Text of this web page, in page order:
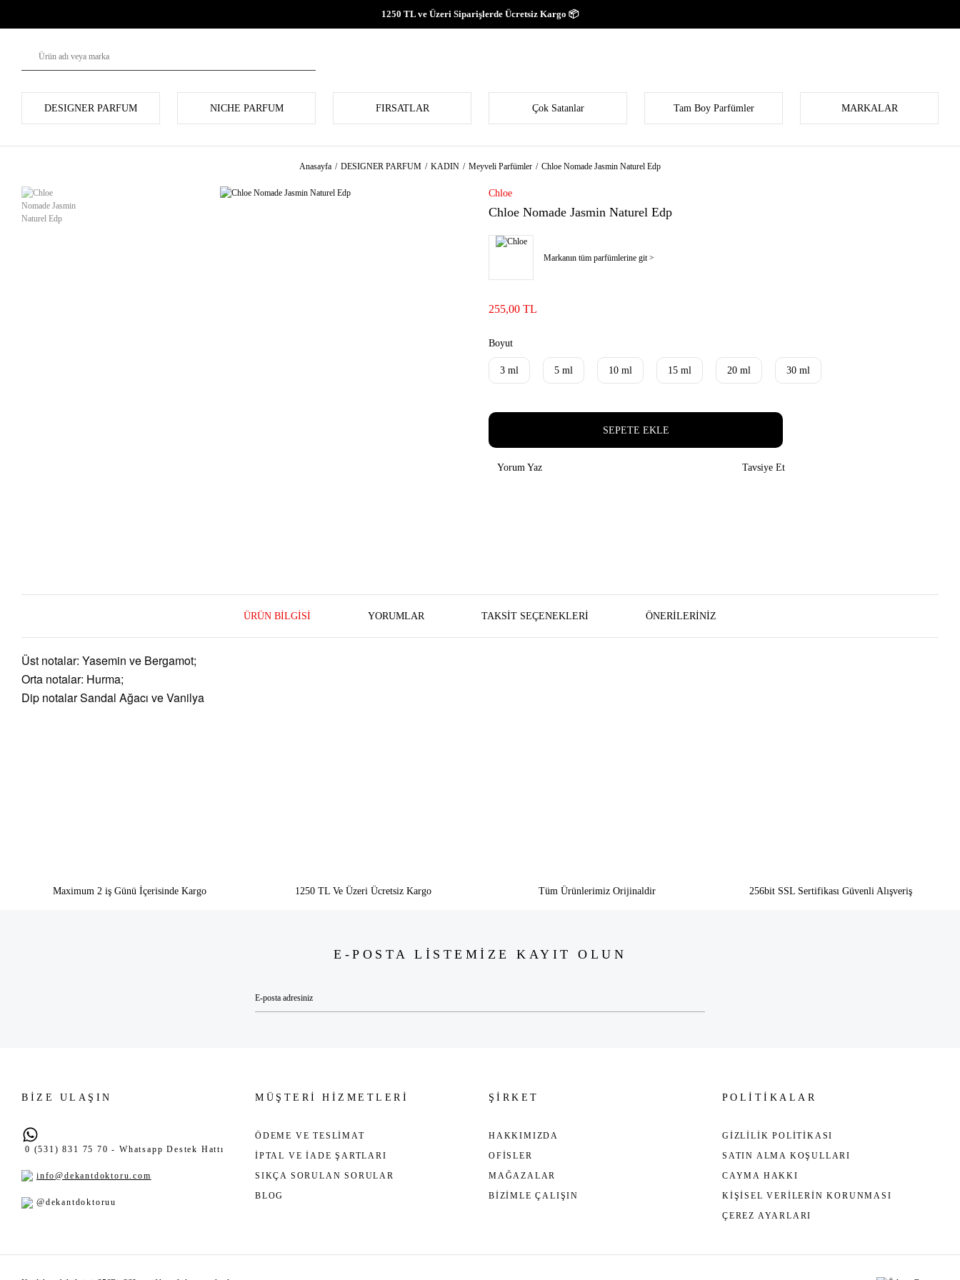
1250 TL ve Üzeri Siparişlerde Ücretsiz Kargo 📦
DESIGNER PARFUM NICHE PARFUM FIRSATLAR Çok Satanlar Tam Boy Parfümler MARKALAR
Anasayfa DESIGNER PARFUM KADIN Meyveli Parfümler Chloe Nomade Jasmin Naturel Edp
Chloe
Chloe Nomade Jasmin Naturel Edp
Markanın tüm parfümlerine git >
255,00 TL
Boyut
3 ml 5 ml 10 ml 15 ml 20 ml 30 ml
SEPETE EKLE
Yorum Yaz Tavsiye Et
ÜRÜN BILGISI YORUMLAR TAKSIT SEÇENEKLERI ÖNERILERINIZ
Üst notalar: Yasemin ve Bergamot;
Orta notalar: Hurma;
Dip notalar Sandal Ağacı ve Vanilya
Maximum 2 iş Günü İçerisinde Kargo 1250 TL Ve Üzeri Ücretsiz Kargo Tüm Ürünlerimiz Orijinaldir 256bit SSL Sertifikası Güvenli Alışveriş
E-POSTA LİSTEMİZE KAYIT OLUN
BİZE ULAŞIN
0 (531) 831 75 70 - Whatsapp Destek Hattı
info@dekantdoktoru.com
@dekantdoktoruu
MÜŞTERİ HİZMETLERİ
ÖDEME VE TESLİMAT
İPTAL VE İADE ŞARTLARI
SIKÇA SORULAN SORULAR
BLOG
ŞİRKET
HAKKIMIZDA
OFİSLER
MAĞAZALAR
BİZİMLE ÇALIŞIN
POLİTİKALAR
GİZLİLİK POLİTİKASI
SATIN ALMA KOŞULLARI
CAYMA HAKKI
KİŞİSEL VERİLERİN KORUNMASI
ÇEREZ AYARLARI